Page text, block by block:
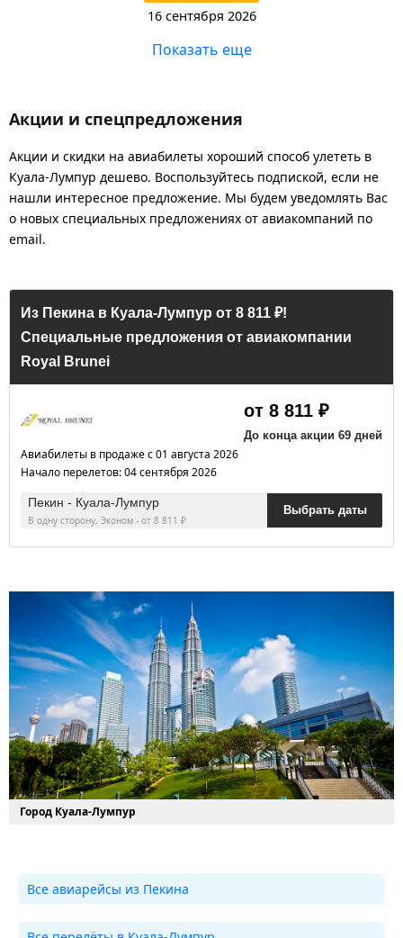
16 сентября 2026
Показать еще
Акции и спецпредложения
Акции и скидки на авиабилеты хороший способ улететь в
Куала-Лумпур дешево. Воспользуйтесь подпиской, если не
нашли интересное предложение. Мы будем уведомлять Вас
о новых специальных предложениях от авиакомпаний по
email.
Из Пекина в Куала-Лумпур от 8 811 ₽!
Специальные предложения от авиакомпании
Royal Brunei
от 8 811 ₽
До конца акции 69 дней
Авиабилеты в продаже с 01 августа 2026
Начало перелетов: 04 сентября 2026
Пекин - Куала-Лумпур
В одну сторону, Эконом - от 8 811 ₽
Выбрать даты
Город Куала-Лумпур
Все авиарейсы из Пекина